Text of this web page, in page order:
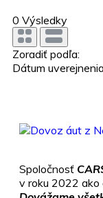
0 Výsledky
Zoradiť podľa:
Dátum
Spoločnosť
v roku 2022 ako